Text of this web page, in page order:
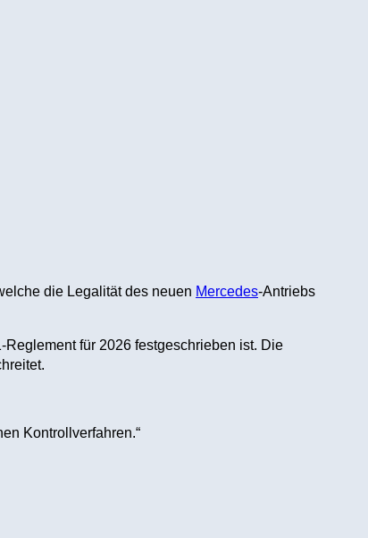
die Legalität des neuen Mercedes-Antriebs
für 2026 festgeschrieben ist. Die
Kontrollverfahren.“